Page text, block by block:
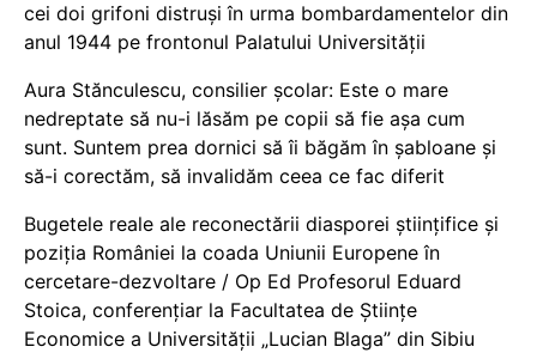
cei doi grifoni distruși în urma bombardamentelor din
anul 1944 pe frontonul Palatului Universității
Aura Stănculescu, consilier școlar: Este o mare
nedreptate să nu-i lăsăm pe copii să fie așa cum
sunt. Suntem prea dornici să îi băgăm în șabloane și
să-i corectăm, să invalidăm ceea ce fac diferit
Bugetele reale ale reconectării diasporei științifice și
poziția României la coada Uniunii Europene în
cercetare-dezvoltare / Op Ed Profesorul Eduard
Stoica, conferențiar la Facultatea de Științe
Economice a Universității „Lucian Blaga” din Sibiu